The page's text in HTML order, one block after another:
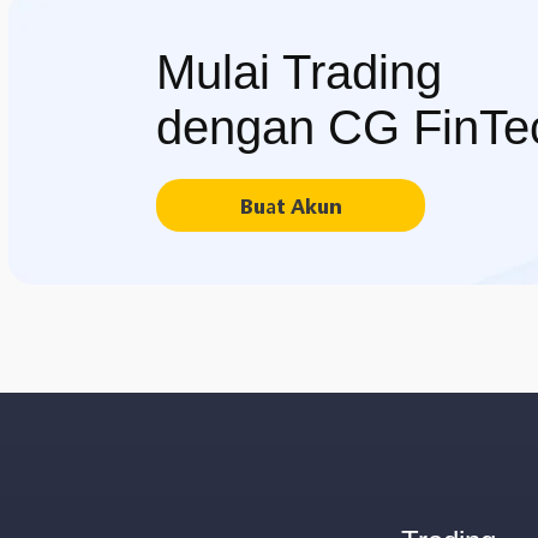
Mulai Trading
dengan CG
Buat Akun